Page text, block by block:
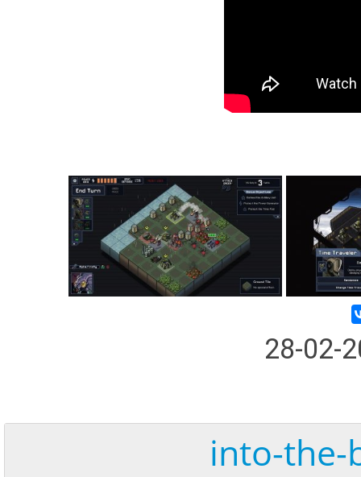
28-02-
into-